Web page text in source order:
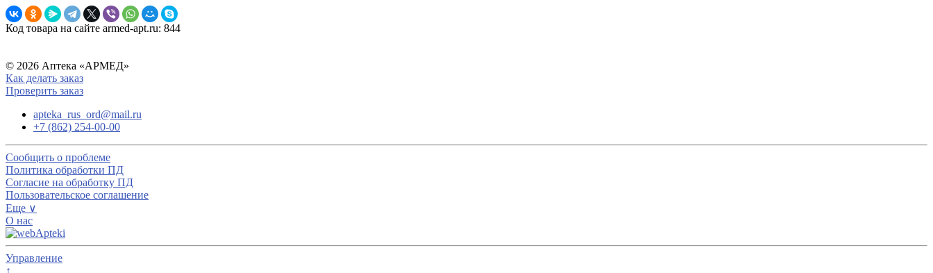
Код товара на сайте armed-apt.ru: 844
© 2026 Аптека «АРМЕД»
Как делать заказ
Проверить заказ
apteka_rus_ord@mail.ru
+7 (862) 254-00-00
Сообщить о проблеме
Политика обработки ПД
Согласие на обработку ПД
Пользовательское соглашение
Еще ∨
О нас
Управление